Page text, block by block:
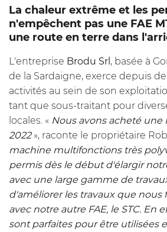
La chaleur extrême et les
n'empêchent pas une FAE
une route en terre dans
L'entreprise Brodu Srl , basée à
de la Sardaigne, exerce depuis
activités au sein de son
tant que sous-traitant pour
locales. « Nous avons acheté une
2022», raconte le propriétaire
machine multifonctions très
permis dès le début d'élargir
avec une large gamme de
d'améliorer les travaux que nous
avec notre autre FAE, le STC. En
sont parfaites pour être utilisées